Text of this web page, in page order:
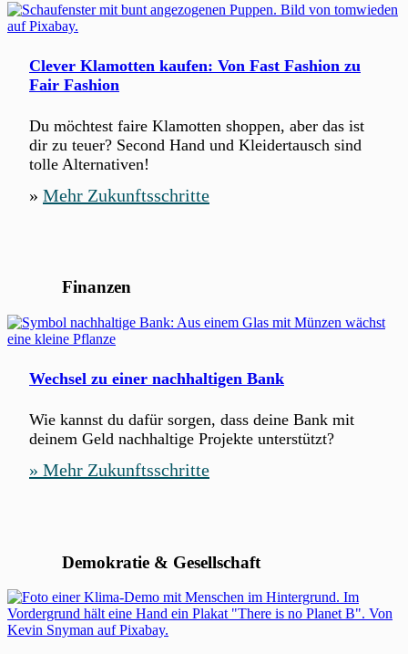
Clever Klamotten kaufen: Von Fast Fashion zu
Fair Fashion
Du möchtest faire Klamotten shoppen, aber das ist
dir zu teuer? Second Hand und Kleidertausch sind
tolle Alternativen!
» Mehr Zukunftsschritte
Finanzen
Wechsel zu einer nachhaltigen Bank
Wie kannst du dafür sorgen, dass deine Bank mit
deinem Geld nachhaltige Projekte unterstützt?
» Mehr Zukunftsschritte
Demokratie & Gesellschaft